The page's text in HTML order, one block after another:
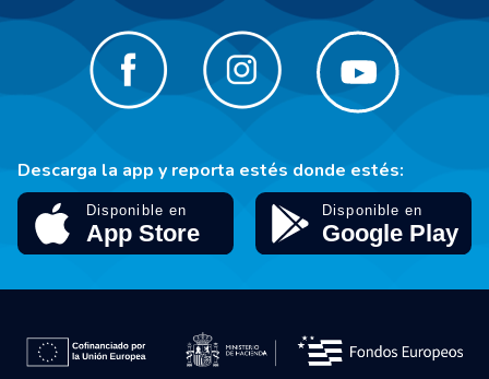
Descarga la app y reporta estés donde estés: